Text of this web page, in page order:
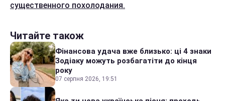
существенного похолодания.
Читайте також
Фінансова удача вже близько: ці 4 знаки
Зодіаку можуть розбагатіти до кінця
року
07 серпня 2026, 19:51